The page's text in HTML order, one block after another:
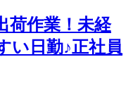
荷作業！未経
い日勤♪正社員